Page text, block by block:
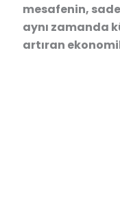
mesafenin,
aynı zamanda
artıran